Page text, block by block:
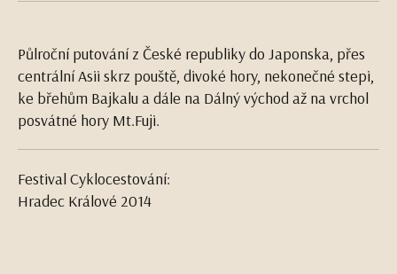
Půlroční putování z České republiky do Japonska, přes
centrální Asii skrz pouště, divoké hory, nekonečné stepi,
ke břehům Bajkalu a dále na Dálný východ až na vrchol
posvátné hory Mt.Fuji.
Festival Cyklocestování:
Hradec Králové 2014